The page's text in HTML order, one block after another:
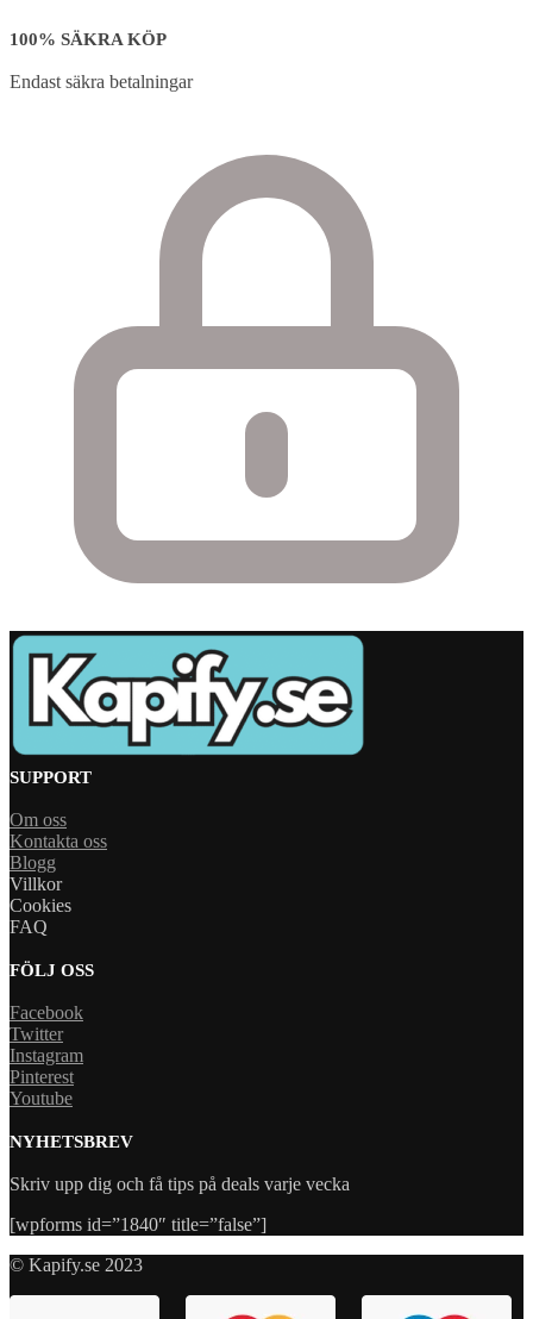
100% SÄKRA KÖP
Endast säkra betalningar
SUPPORT
Om oss
Kontakta oss
Blogg
Villkor
Cookies
FAQ
FÖLJ OSS
Facebook
Twitter
Instagram
Pinterest
Youtube
NYHETSBREV
Skriv upp dig och få tips på deals varje vecka
[wpforms id=”1840″ title=”false”]
© Kapify.se 2023